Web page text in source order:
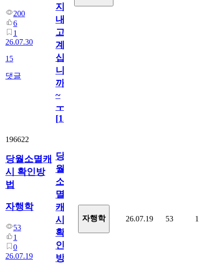
200
6
1
26.07.30
15
댓글
지
내
고
계
십
니
까
~
ㅜ
[15
196622
당월소멸캐
시 확인방
법
자행학
53
1
0
26.07.19
당
월
소
멸
캐
시
확
인
방
자행학 26.07.19 53 1